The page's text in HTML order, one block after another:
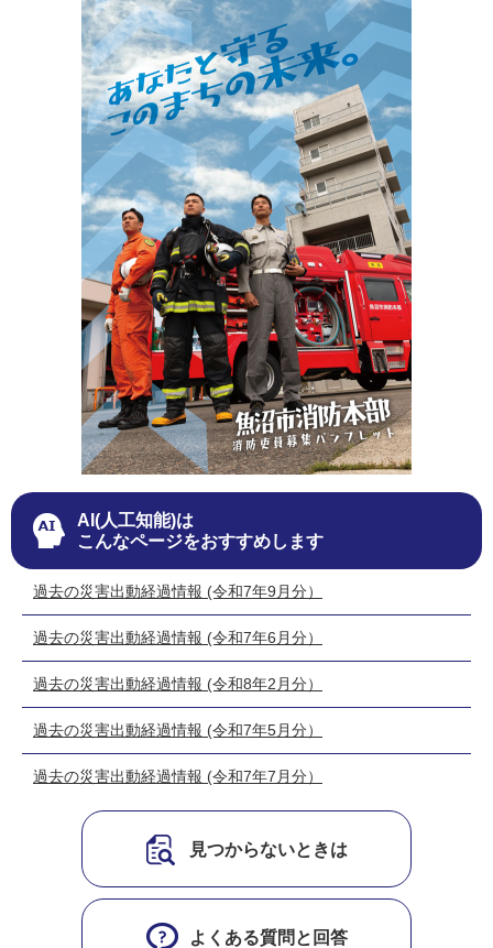
AI(人工知能)は
こんなページをおすすめします
過去の災害出動経過情報 (令和7年9月分）
過去の災害出動経過情報 (令和7年6月分）
過去の災害出動経過情報 (令和8年2月分）
過去の災害出動経過情報 (令和7年5月分）
過去の災害出動経過情報 (令和7年7月分）
見つからないときは
よくある質問と回答